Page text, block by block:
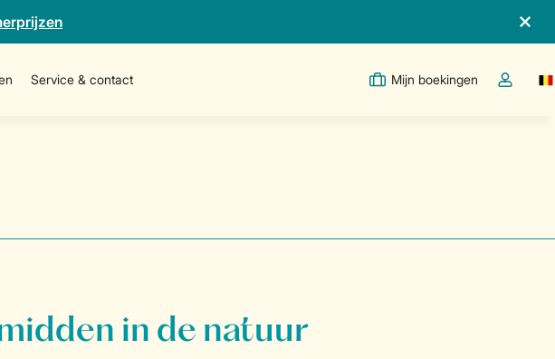
Service & contact Mijn boekingen
Open de
in de natuur